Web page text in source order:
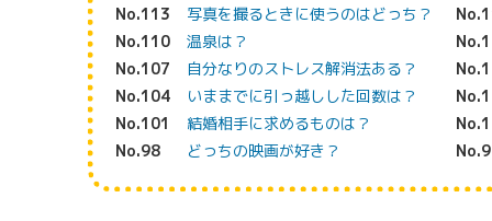
No.113
写真を撮るときに使うのはどっち？
No.110
温泉は？
No.107
自分なりのストレス解消法ある？
No.104
いままでに引っ越しした回数は？
No.101
結婚相手に求めるものは？
No.98
どっちの映画が好き？